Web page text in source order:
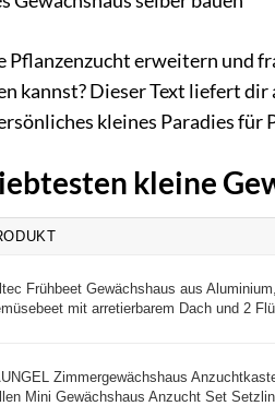
Pflanzenzucht erweitern und
kannst? Dieser Text liefert
kleines Paradies für
kleine
Frühbeet Gewächshaus aus
mit arretierbarem Dach und 2
Zimmergewächshaus
Mini Gewächshaus Anzucht Set